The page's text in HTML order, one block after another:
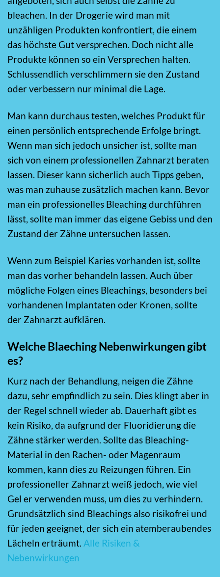
bleachen. In der Drogerie wird man mit
unzähligen Produkten konfrontiert, die einem
das höchste Gut versprechen. Doch nicht alle
Produkte können so ein Versprechen halten.
Schlussendlich verschlimmern sie den Zustand
oder verbessern nur minimal die Lage.
Man kann durchaus testen, welches Produkt für
einen persönlich entsprechende Erfolge bringt.
Wenn man sich jedoch unsicher ist, sollte man
sich von einem professionellen Zahnarzt beraten
lassen. Dieser kann sicherlich auch Tipps geben,
was man zuhause zusätzlich machen kann. Bevor
man ein professionelles Bleaching durchführen
lässt, sollte man immer das eigene Gebiss und den
Zustand der Zähne untersuchen lassen.
Wenn zum Beispiel Karies vorhanden ist, sollte
man das vorher behandeln lassen. Auch über
mögliche Folgen eines Bleachings, besonders bei
vorhandenen Implantaten oder Kronen, sollte
der Zahnarzt aufklären.
Welche Blaeching Nebenwirkungen gibt
es?
Kurz nach der Behandlung, neigen die Zähne
dazu, sehr empfindlich zu sein. Dies klingt aber in
der Regel schnell wieder ab. Dauerhaft gibt es
kein Risiko, da aufgrund der Fluoridierung die
Zähne stärker werden. Sollte das Bleaching-
Material in den Rachen- oder Magenraum
kommen, kann dies zu Reizungen führen. Ein
professioneller Zahnarzt weiß jedoch, wie viel
Gel er verwenden muss, um dies zu verhindern.
Grundsätzlich sind Bleachings also risikofrei und
für jeden geeignet, der sich ein atemberaubendes
Lächeln erträumt. Alle Risiken &
Nebenwirkungen